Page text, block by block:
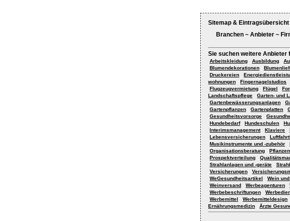
Sitemap & Eintragsübersicht
Branchen ~ Anbieter ~
Sie suchen weitere Anbieter
Arbeitskleidung Ausbildung
Blumendekorationen
Druckereien
wohnungen
Fingernagelstudios
Flugzeugvermietung
Flügel
Landschaftspflege
Garten- und
Gartenbewässerungsanlagen
Gartenpflanzen
Gartenplatten
Gesundheitsvorsorge
Hundebedarf
Hundeschulen
Interimsmanagement
Klaviere
Lebensversicherungen
Musikinstrumente und -zubehör
Organisationsberatung
Pflanzen
Prospektverteilung
Strahlanlagen und -geräte
Versicherungen
WeGesundheitsartikel
Wein
Weinversand
Werbeagenturen
Werbebeschriftungen
Werbemittel
Werbemitteldesign
Ernährungsmedizin
Ärzte